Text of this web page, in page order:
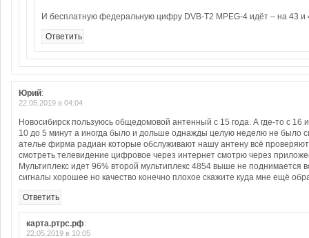
И бесплатную федеральную цифру DVB-T2 MPEG-4 идёт – на 43 и
Ответить
Юрий:
22.05.2019 в 04:04
Новосибирск пользуюсь общедомовой антенный с 15 года. А где-то с
10 до 5 минут а иногда было и дольше однажды целую неделю не было
ателье фирма радиан которые обслуживают нашу антену всё
смотреть телевидение цифровое через интернет смотрю через
Мультиплекс идет 96% второй мультиплекс 4854 выше не поднимается
сигналы хорошее но качество конечно плохое скажите куда мне ещё
Ответить
карта.ртрс.рф:
22.05.2019 в 10:05